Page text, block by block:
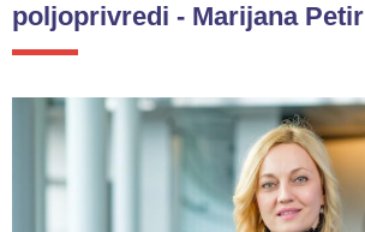
poljoprivredi - Marijana Petir